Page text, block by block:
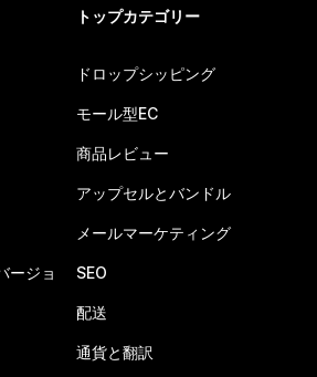
ージョ
トップカテゴリー
ドロップシッピング
モール型EC
商品レビュー
アップセルとバンドル
メールマーケティング
SEO
配送
通貨と翻訳